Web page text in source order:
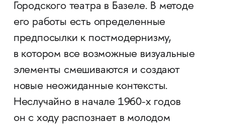
Городского театра в Базеле. В методе
его работы есть определенные
предпосылки к постмодернизму,
в котором все возможные визуальные
элементы смешиваются и создают
новые неожиданные контексты.
Неслучайно в начале 1960-х годов
он с ходу распознает в молодом